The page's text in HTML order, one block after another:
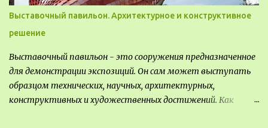
Выставочный павильон. Архитектурное и конструктивное
решение
Выставочный павильон - это сооружения предназначенное
для демонстрации экспозиций. Он сам может выступать
образцом технических, научных, архитектурных,
конструктивных и художественных достижений. Как